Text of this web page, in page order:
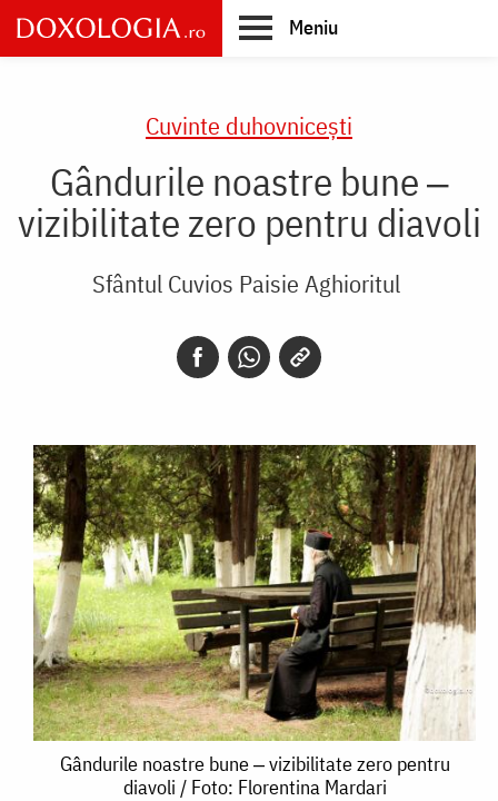
Skip
to
main
Meniu
Cuvinte duhovnicești
Gândurile noastre bune ‒
vizibilitate zero pentru diavoli
Sfântul Cuvios Paisie Aghioritul
Gândurile
Gândurile noastre bune ‒ vizibilitate zero pentru
diavoli / Foto: Florentina Mardari